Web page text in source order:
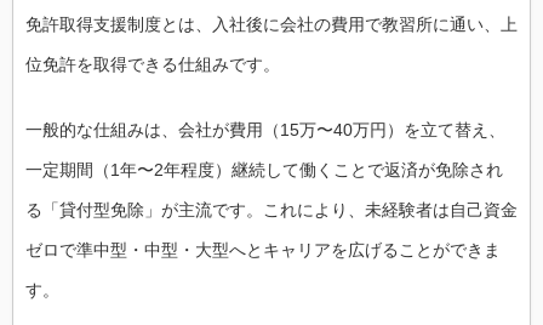
免許取得支援制度とは、入社後に会社の費用で教習所に通い、上
位免許を取得できる仕組みです。
一般的な仕組みは、会社が費用（15万〜40万円）を立て替え、
一定期間（1年〜2年程度）継続して働くことで返済が免除され
る「貸付型免除」が主流です。これにより、未経験者は自己資金
ゼロで準中型・中型・大型へとキャリアを広げることができま
す。